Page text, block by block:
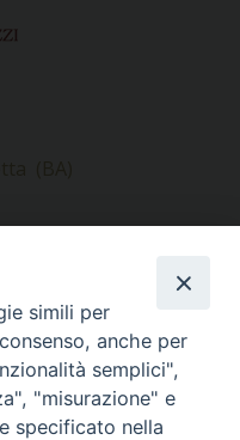
(BA)
simili per
anche per
semplici",
"misurazione" e
specificato nella